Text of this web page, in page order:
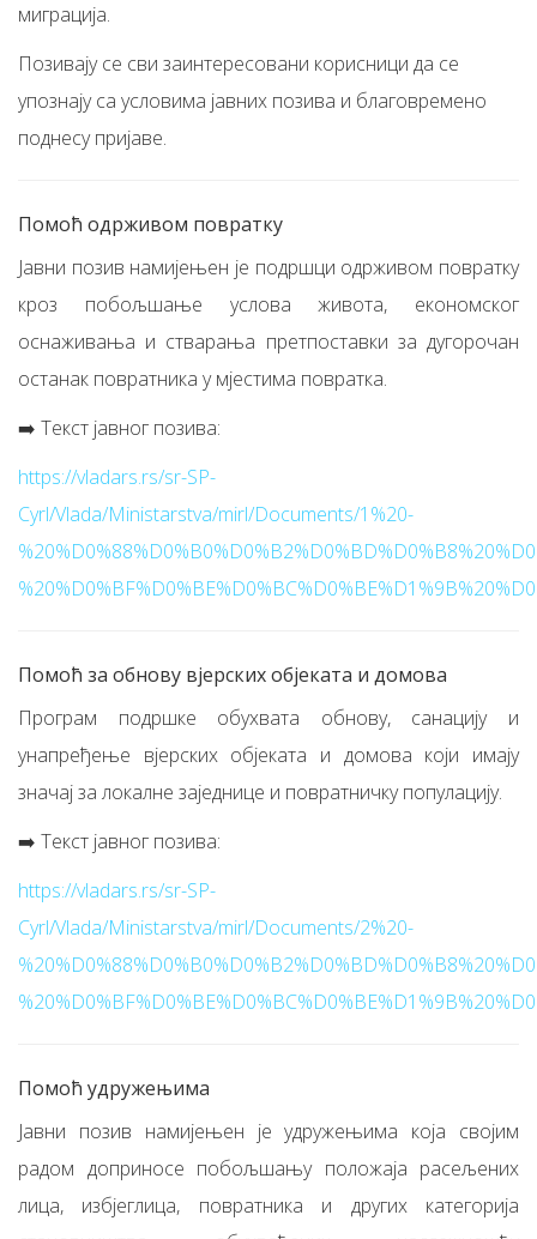
миграција.
Позивају се сви заинтересовани корисници да се
упознају са условима јавних позива и благовремено
поднесу пријаве.
Помоћ одрживом повратку
Јавни позив намијењен је подршци одрживом повратку
кроз побољшање услова живота, економског
оснаживања и стварања претпоставки за дугорочан
останак повратника у мјестима повратка.
➡️ Текст јавног позива:
https://vladars.rs/sr-SP-
Cyrl/Vlada/Ministarstva/mirl/Documents/1%20-
Помоћ за обнову вјерских објеката и домова
Програм подршке обухвата обнову, санацију и
унапређење вјерских објеката и домова који имају
значај за локалне заједнице и повратничку популацију.
➡️ Текст јавног позива:
https://vladars.rs/sr-SP-
Cyrl/Vlada/Ministarstva/mirl/Documents/2%20-
Помоћ удружењима
Јавни позив намијењен је удружењима која својим
радом доприносе побољшању положаја расељених
лица, избјеглица, повратника и других категорија